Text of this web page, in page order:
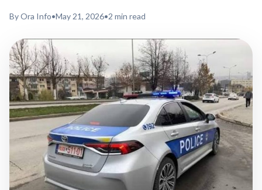
By Ora Info•May 21, 2026•2 min read